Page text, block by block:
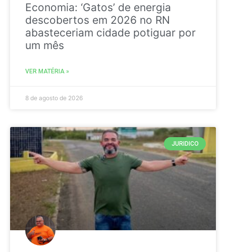
Economia: ‘Gatos’ de energia
descobertos em 2026 no RN
abasteceriam cidade potiguar por
um mês
VER MATÉRIA »
8 de agosto de 2026
JURIDICO